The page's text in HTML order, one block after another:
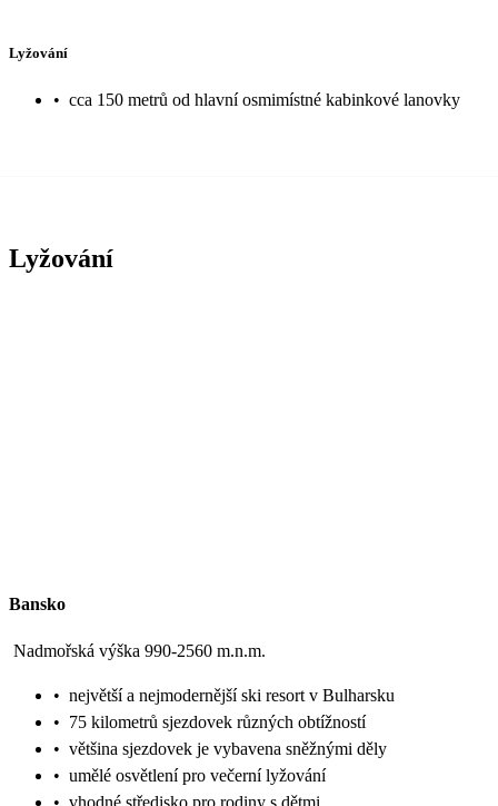
Lyžování
• cca 150 metrů od hlavní osmimístné kabinkové lanovky
Lyžování
Bansko
Nadmořská výška 990-2560 m.n.m.
• největší a nejmodernější ski resort v Bulharsku
• 75 kilometrů sjezdovek různých obtížností
• většina sjezdovek je vybavena sněžnými děly
• umělé osvětlení pro večerní lyžování